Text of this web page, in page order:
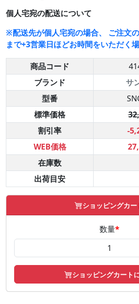
個人宅宛の配送について
※配送先が個人宅宛の場合、 ご注文
まで+3営業日ほどお時間をいただく
商品コード
ブランド
サ
型番
標準価格
割引率 -
WEB価格
在庫数
出荷目安
ショッピングカー
数量*
ショッピングカート